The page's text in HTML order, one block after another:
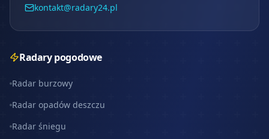
kontakt@radary24.pl
Radary pogodowe
Radar burzowy
Radar opadów deszczu
Radar śniegu